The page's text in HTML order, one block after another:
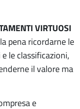
VIRTUOSI
pena ricordarne le
le classificazioni,
il valore ma
e